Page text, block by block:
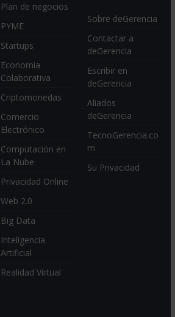
Plan de negocios
PYME
Startups
Economia
Colaborativa
Criptomonedas
Comercio
Electrónico
Computación en
La Nube
Privacidad Online
Web 2.0
Big Data
Inteligencia
Artificial
Realidad Virtual
Sobre deGerencia
Contactar a
deGerencia
Escribir en
deGerencia
Aliados
deGerencia
TecnoGerencia.co
m
Su Privacidad